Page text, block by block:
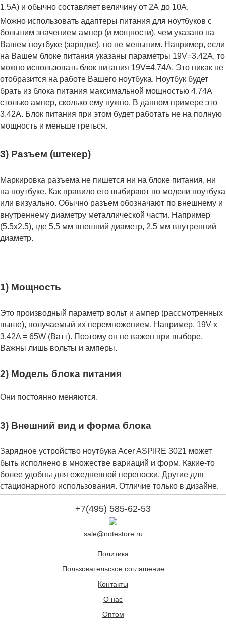
1.5A) и обычно составляет величину от 2А до 10A.
Можно использовать адаптеры питания для ноутбуков с
большим значением ампер (и мощности), чем указано на
Вашем ноутбуке (зарядке), но не меньшим. Например, если
на Вашем блоке питания указаны параметры 19V=3.42A, то
можно использовать блок питания 19V=4.74A. Это никак не
отобразится на работе Вашего ноутбука. Ноутбук будет
брать из блока питания максимальной мощностью 4.74А
столько ампер, сколько ему нужно. В данном примере это
3.42А. Блок питания при этом будет работать не на полную
мощность и меньше греться.
3) Разъем (штекер)
Маркировка разъема не пишется ни на блоке питания, ни
на ноутбуке. Как правило его выбирают по модели ноутбука
или визуально. Обычно разъем обозначают по внешнему и
внутреннему диаметру металлической части. Например
(5.5x2.5), где 5.5 мм внешний диаметр, 2.5 мм внутренний
диаметр.
1) Мощность
Это производный параметр вольт и ампер (рассмотренных
выше), получаемый их перемножением. Например, 19V x
3.42A = 65W (Ватт). Поэтому он не важен при выборе.
Важны лишь вольты и амперы.
2) Модель блока питания
Они постоянно меняются.
3) Внешний вид и форма блока
Зарядное устройство ноутбука Acer ASPIRE 3021 может
быть исполнено в множестве вариаций и форм. Какие-то
более удобны для ежедневной переноски. Другие для
стационарного использования. Отличие только в дизайне.
+7(495) 585-62-53
sale@notestore.ru
Политика
Пользовательское соглашение
Контакты
О нас
Оптом